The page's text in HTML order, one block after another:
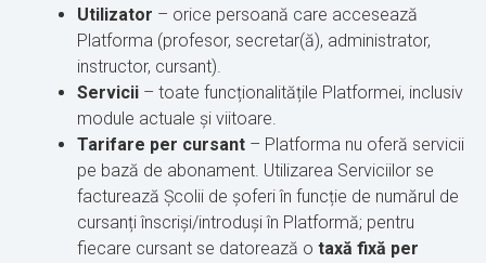
Utilizator – orice persoană care accesează
Platforma (profesor, secretar(ă), administrator,
instructor, cursant).
Servicii – toate funcționalitățile Platformei, inclusiv
module actuale și viitoare.
Tarifare per cursant – Platforma nu oferă servicii
pe bază de abonament. Utilizarea Serviciilor se
facturează Școlii de șoferi în funcție de numărul de
cursanți înscriși/introduși în Platformă; pentru
fiecare cursant se datorează o taxă fixă per